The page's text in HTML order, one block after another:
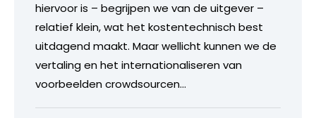
hiervoor is – begrijpen we van de uitgever –
relatief klein, wat het kostentechnisch best
uitdagend maakt. Maar wellicht kunnen we de
vertaling en het internationaliseren van
voorbeelden crowdsourcen…